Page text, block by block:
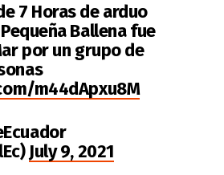
7 Horas de arduo
Ballena fue
por un grupo de
m44dApxu8M
July 9, 2021